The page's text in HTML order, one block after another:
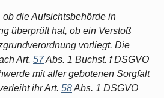
die Aufsichtsbehörde in
überprüft hat, ob ein Verstoß
vorliegt. Die
Art. 57Abs. 1 Buchst. f DSGVO
mit aller gebotenen Sorgfalt
ihr Art. 58Abs. 1 DSGVO